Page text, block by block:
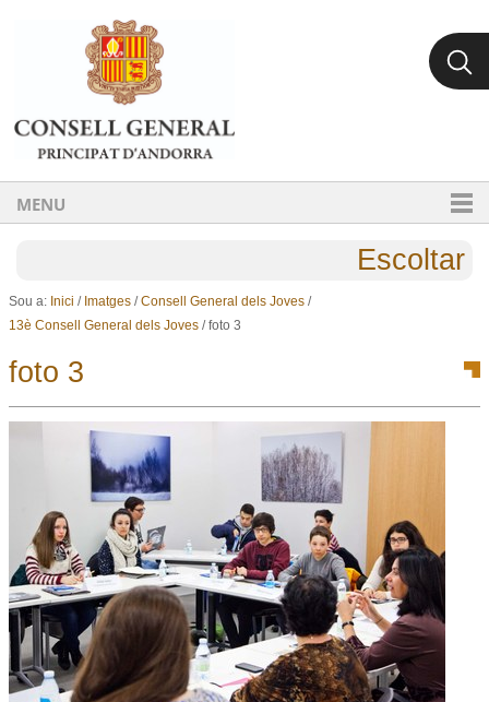
Ves al contingut.
Salta a la navegació
MENU
Escoltar
Sou a: Inici / Imatges /Consell General dels Joves /
13è Consell General dels Joves /foto 3
foto 3